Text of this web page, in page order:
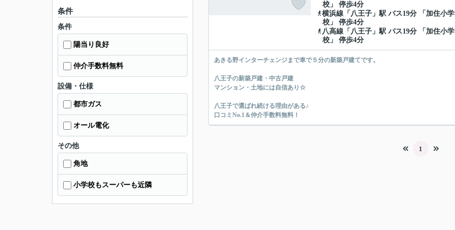
校」 停歩4分
横浜線 「 八王子 」駅 バス19分 「加住小学
校」 停歩4分
八高線 「 八王子 」駅 バス19分 「加住小学
校」 停歩4分
あきる野インターチェンジまで車で５分の新築戸建てです。
八王子の新築戸建・中古戸建
マンション・土地には自信あり☆
八王子で選ばれ続ける理由がある♪
口コミNo.1＆仲介手数料無料！
1
条件
条件
陽当り良好
仲介手数料無料
設備・仕様
都市ガス
オール電化
その他
角地
小学校もスーパーも近隣